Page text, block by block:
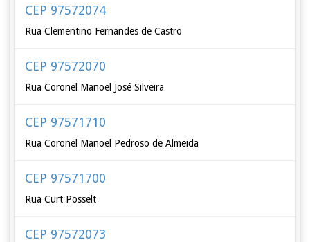
CEP 97572074
Rua Clementino Fernandes de Castro
CEP 97572070
Rua Coronel Manoel José Silveira
CEP 97571710
Rua Coronel Manoel Pedroso de Almeida
CEP 97571700
Rua Curt Posselt
CEP 97572073